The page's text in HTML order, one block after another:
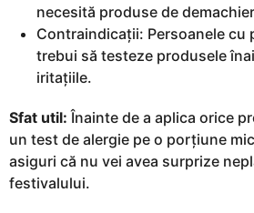
necesită produse de
Contraindicații: Persoanele cu
trebui să testeze produsele
iritațiile.
Sfat util: Înainte de a aplica orice
un test de alergie pe o porțiune
asiguri că nu vei avea surprize
festivalului.